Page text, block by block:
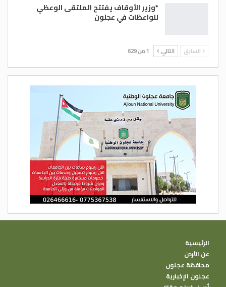
*وزير الأوقاف يفتتح الملتقى الوعظي
للواعظات في عجلون
السابق التالي 1 من 629
الرئيسية
عن الأردن
محافظة عجلون
عجلون الإخبارية